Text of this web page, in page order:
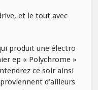
et le tout avec
produit une électro
ep « Polychrome »
ce soir ainsi
d’ailleurs